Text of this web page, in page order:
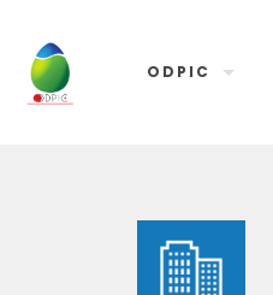
ODPIC